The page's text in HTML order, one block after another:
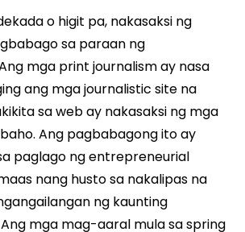
o higit pa, nakasaksi ng
sa paraan ng
mga print journalism ay nasa
ang mga journalistic site na
sa web ay nakasaksi ng mga
Ang pagbabagong ito ay
paglago ng entrepreneurial
nang husto sa nakalipas na
ng kaunting
mga mag-aaral mula sa spring